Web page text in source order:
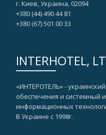
г. Киев, Украина, 02094
+380 (44) 490 44 81
+380 (67)‎ 501 00 33
INTERHOTEL,
«ИНТЕРОТЕЛЬ» -
обеспечения и системный
информационных
В Украине с 1998г.